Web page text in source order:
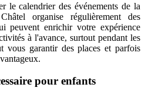
le calendrier des événements de la
organise régulièrement des
peuvent enrichir votre expérience
à l'avance, surtout pendant les
vous garantir des places et parfois
pour enfants